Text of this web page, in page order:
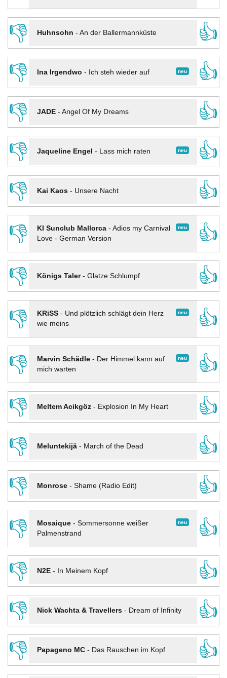
👎
Huhnsohn - An der Ballermannküste
👍
👎
neu
Ina Irgendwo - Ich steh wieder auf
👍
👎
JADE- Angel Of My Dreams
👍
👎
neu
Jaqueline Engel - Lass mich raten
👍
👎
Kai Kaos- Unsere Nacht
👍
👎
neu
KI Sunclub Mallorca- Adios my Carnival
Love - German Version
👍
👎
Königs Taler- Glatze Schlumpf
👍
👎
neu
KRiSS- Und plötzlich schlägt dein Herz
wie meins
👍
👎 neu
Marvin Schädle- Der Himmel kann auf
mich warten
👍
👎
Meltem Acikgöz- Explosion In My Heart
👍
👎
Meluntekijä- March of the Dead
👍
👎
Monrose- Shame (Radio Edit)
👍
👎
neu
Mosaique- Sommersonne weißer
Palmenstrand
👍
👎
N2E- In Meinem Kopf
👍
👎
Nick Wachta & Travellers- Dream of Infinity
👍
👎
Papageno MC- Das Rauschen im Kopf
👍